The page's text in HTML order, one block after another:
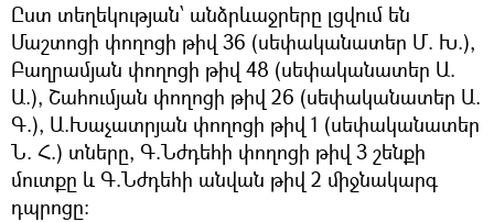
Ըստ տեղեկության՝ անձրևաջրերը լցվում են
Մաշտոցի փողոցի թիվ 36 (սեփականատեր Մ. Խ.),
Բաղրամյան փողոցի թիվ 48 (սեփականատեր Ա.
Ա.), Շահումյան փողոցի թիվ 26 (սեփականատեր Ա.
Գ.), Ա.Խաչատրյան փողոցի թիվ 1 (սեփականատեր
Ն. Հ.) տները, Գ.Նժդեհի փողոցի թիվ 3 շենքի
մուտքը և Գ.Նժդեհի անվան թիվ 2 միջնակարգ
դպրոցը: